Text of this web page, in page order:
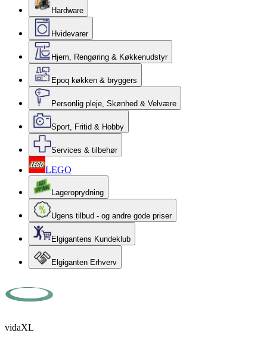
Hardware
Hvidevarer
Hjem, Rengøring & Køkkenudstyr
Epoq køkken & bryggers
Personlig pleje, Skønhed & Velvære
Sport, Fritid & Hobby
Services & tilbehør
LEGO
Lageroprydning
Ugens tilbud - og andre gode priser
Elgigantens Kundeklub
Elgiganten Erhverv
vidaXL